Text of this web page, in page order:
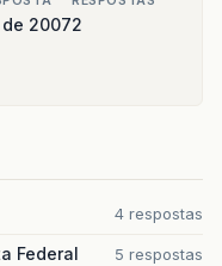
20072
4 respostas
Federal 5 respostas